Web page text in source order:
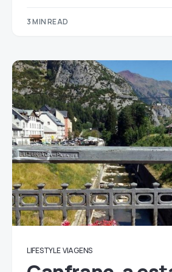
3 MIN READ
LIFESTYLE VIAGENS